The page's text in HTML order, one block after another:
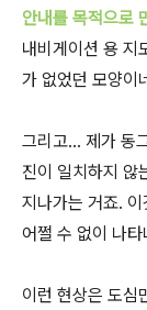
안내를 목적으로
내비게이션 용 지
가 없었던 모양이
그리고... 제가 동
진이 일치하지 않
지나가는 거죠.
어쩔 수 없이 나
이런 현상은 도심